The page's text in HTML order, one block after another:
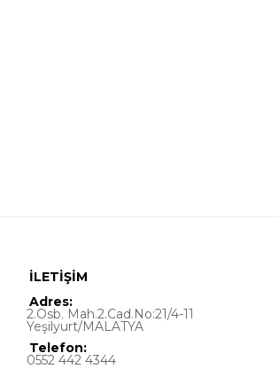
İLETİŞİM
Adres:
2.Osb. Mah.2.Cad.No:21/4-11
Yeşilyurt/MALATYA
Telefon:
0552 442 4344